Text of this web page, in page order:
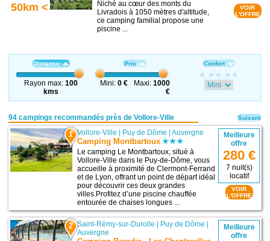
50km <
Niché au cœur des monts du
Livradois à 1050 mètres d'altitude,
ce camping familial propose une
piscine ...
VOIR
L'OFFRE
Distance
Rayon max:100
kms
Prix
Mini: 0 € Maxi:1000
€
Confort
94 campings recommandés près de Vollore-Ville
1 Vollore-Ville | Puy de Dôme |Auvergne
Camping Montbartoux
Le camping Le Montbartoux, situé à
Vollore-Ville dans le Puy-de-Dôme, vous
accueille à proximité de Clermont-Ferrand
et de Lyon, offrant un point de départ idéal
pour découvrir ces deux grandes
villes.Profitez d’une piscine chauffée
entourée de chaises longues ...
Meilleure
offre
280 €
7 nuit(s)
locatif
VOIR
L'OFFRE
2 Saint-Rémy-sur-Durolle Puy de Dôme
Auvergne
Meilleure
offre
Suivant